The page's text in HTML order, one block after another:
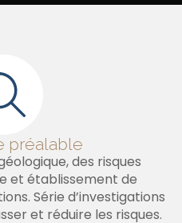
préalable
des risques
et établissement de
Série d’investigations
et réduire les risques.